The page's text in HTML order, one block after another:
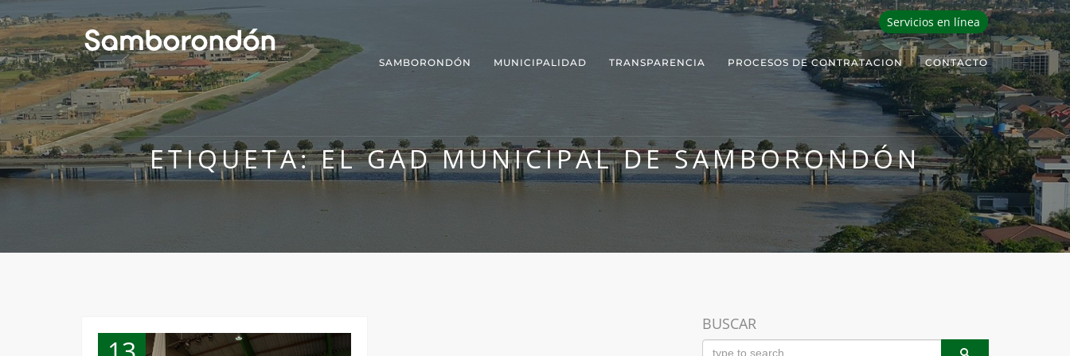
Servicios en línea
SAMBORONDÓN MUNICIPALIDAD TRANSPARENCIA PROCESOS DE CONTRATACION CONTACTO
ETIQUETA:EL GAD MUNICIPAL DE SAMBORONDÓN
BUSCAR